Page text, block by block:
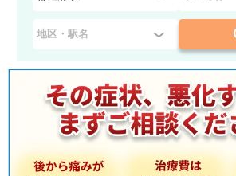
県
を
選
択
：